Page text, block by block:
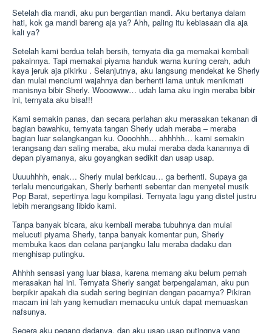
Setelah dia mandi, aku pun bergantian mandi. Aku bertanya dalam
hati, kok ga mandi bareng aja ya? Ahh, paling itu kebiasaan dia aja
kali ya?
Setelah kami berdua telah bersih, ternyata dia ga memakai kembali
pakainnya. Tapi memakai piyama handuk warna kuning cerah, aduh
kaya jeruk aja pikirku . Selanjutnya, aku langsung mendekat ke Sherly
dan mulai menciumi wajahnya dan berhenti lama untuk menikmati
manisnya bibir Sherly. Wooowww… udah lama aku ingin meraba bibir
ini, ternyata aku bisa!!!
Kami semakin panas, dan secara perlahan aku merasakan tekanan di
bagian bawahku, ternyata tangan Sherly udah meraba – meraba
bagian luar selangkangan ku. Oooohhh… ahhhhh… kami semakin
terangsang dan saling meraba, aku mulai meraba dada kanannya di
depan piyamanya, aku goyangkan sedikit dan usap usap.
Uuuuhhhh, enak… Sherly mulai berkicau… ga berhenti. Supaya ga
terlalu mencurigakan, Sherly berhenti sebentar dan menyetel musik
Pop Barat, sepertinya lagu kompilasi. Ternyata lagu yang distel justru
lebih merangsang libido kami.
Tanpa banyak bicara, aku kembali meraba tubuhnya dan mulai
melucuti piyama Sherly, tanpa banyak komentar pun, Sherly
membuka kaos dan celana panjangku lalu meraba dadaku dan
menghisap putingku.
Ahhhh sensasi yang luar biasa, karena memang aku belum pernah
merasakan hal ini. Ternyata Sherly sangat berpengalaman, aku pun
berpikir apakah dia sudah sering beginian dengan pacarnya? Pikiran
macam ini lah yang kemudian memacuku untuk dapat memuaskan
nafsunya.
Segera aku pegang dadanya, dan aku usap usap putingnya yang